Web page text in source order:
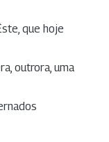
que hoje
outrora, uma